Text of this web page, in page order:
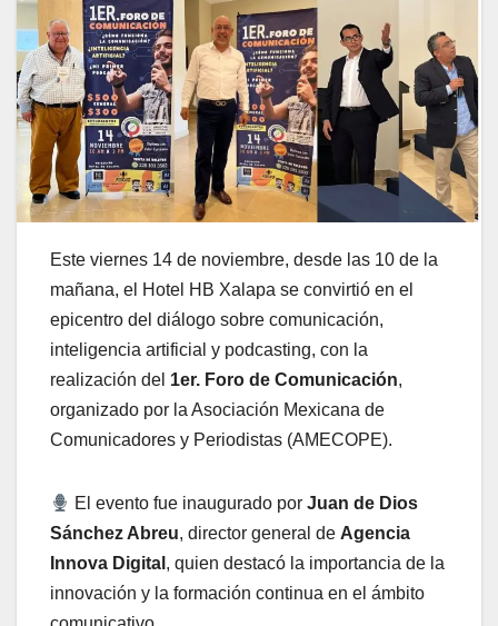
Este viernes 14 de noviembre, desde las 10 de la
mañana, el Hotel HB Xalapa se convirtió en el
epicentro del diálogo sobre comunicación,
inteligencia artificial y podcasting, con la
realización del 1er. Foro de Comunicación,
organizado por la Asociación Mexicana de
Comunicadores y Periodistas (AMECOPE).
El evento fue inaugurado porJuan de Dios
Sánchez Abreu, director general de Agencia
Innova Digital , quien destacó la importancia de la
innovación y la formación continua en el ámbito